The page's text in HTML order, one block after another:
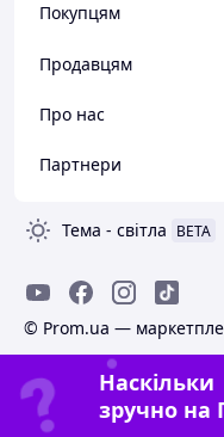
Покупцям
Продавцям
Про нас
Партнери
Тема - світла BETA
© Prom.ua —
Наскільки
зручно на